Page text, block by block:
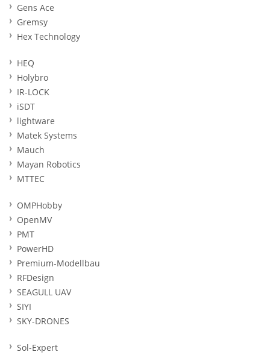
Gens Ace
Gremsy
Hex Technology
HEQ
Holybro
IR-LOCK
iSDT
lightware
Matek Systems
Mauch
Mayan Robotics
MTTEC
OMPHobby
OpenMV
PMT
PowerHD
Premium-Modellbau
RFDesign
SEAGULL UAV
SIYI
SKY-DRONES
Sol-Expert